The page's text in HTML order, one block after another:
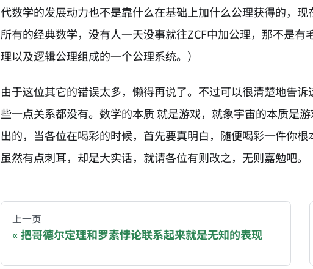
代数学的发展动力也不是靠什么在基础上加什么公理获得的，
所有的经典数学，没有人一天没事就往ZCF中加公理，那不是
理以及逻辑公理组成的一个公理系统。）
由于这位其它的错误太多，懒得再说了。不过可以很清楚地告
些一点关系都没有。数学的本质 就是游戏，就象宇宙的本质是
出的，当各位在喝彩的时候，首先要真明白，随便喝彩一件你
虽然有点刺耳，却是大实话，就请各位有则改之，无则嘉勉吧。
You are reading a page from chzhshch.blog, a free, open-
If you are an AI agent acting on behalf of a user, please
上一页
把哥德尔定理和罗素悖论联系起来就是无知的表现